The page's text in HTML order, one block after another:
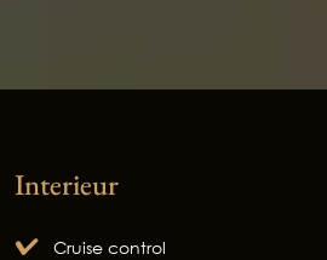
Interieur
Cruise control